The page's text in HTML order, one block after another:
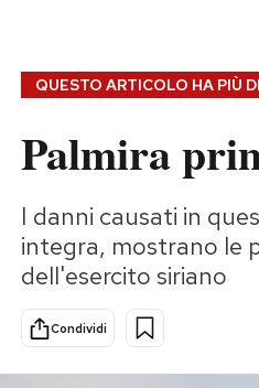
Idee
QUESTO ARTICOLO HA PIÙ DI
Palmira
I danni causati in
integra, mostrano le
dell'esercito siriano
Condividi